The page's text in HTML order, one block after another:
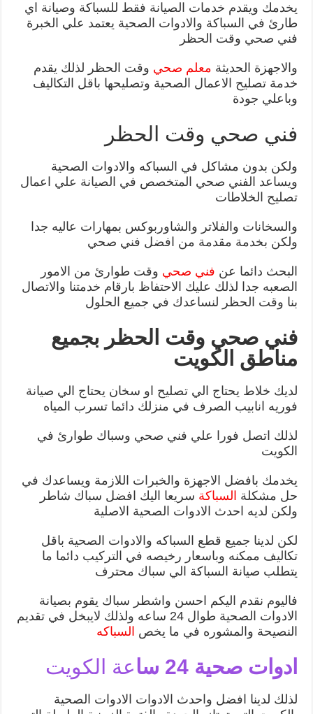
يخدمك ويقدم خدمات الصيانة فقط للسباكة وصيانة اي
طارئ في السباكة والادوات الصحية يعتمد علي الخبرة
فني صحي وقت الحظر
والاجهزة الحديثة معلم صحي وقت الحظر لذلك يقدم
خدمة تصليح الاعمال الصحية وتصليحها باقل التكاليف
وباعلي جودة
فني صحي وقت الحظر
ولكن بدون مشاكل في السباكه والادوات الصحية
ويساعد الفني صحي المتخصص في الصيانة علي اعمال
تصليح الخلاطات
والسخانات والفلاتر والشاوربوكس بمهارات عاليه جدا
ولكن بخدمة مقدمة من افضل فني صحي
البحث دائما عن فني صحي وقت طوارئ من الامور
الصعبه جدا لذلك عليك الاحتفاظ بارقام خدمتنا والاتصال
بنا وقت الحظر لنساعدك في جميع الحلول
فني صحي وقت الحظر بجميع
مناطق الكويت
لديك خلاط يحتاج الي تصليح او سخان يحتاج الي صيانة
فوريه انابيب الصرف في منزلك دائما تسرب المياه
لذلك اتصل فورا علي فني صحي وسباك طوارئ في
الكويت
يخدمك بافضل الاجهزة والخبرات اللازمة ويساعدك في
حل مشكلة السباكة سريعا اليك افضل سباك شاطر
ولكن لديه احدث الادوات الصحية الاصلية
لكن لدينا جميع قطع السباكه والادوات الصحية باقل
تكاليف ممكنه وباسعار رخيصه في التركيب دائما ما
يتطلب صيانة السباكة الي سباك محترف
فاليوم نقدم اليكم احسن واشطر سباك يقوم بصيانة
الادوات الصحية طوال 24 ساعه ولذلك لايبخل في تقديم
النصيحة والمشوره في ما يخص السباكه
ادوات صحية 24 سا عة الكويت
لذلك لدينا افضل واحدث الادوات الادوات الصحية